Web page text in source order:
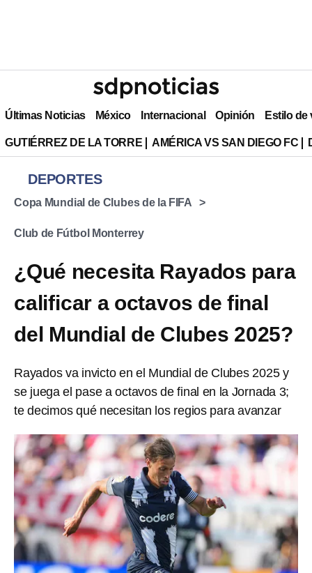
Últimas Noticias México Internacional Opinión Estilo de
GUTIÉRREZ DE LA TORRE AMÉRICA VS SAN DIEGO FC
DEPORTES
Copa Mundial de Clubes de la FIFA
Club de Fútbol Monterrey
¿Qué necesita Rayados para
calificar a octavos de final
del Mundial de Clubes 2025?
Rayados va invicto en el Mundial de Clubes 2025 y
se juega el pase a octavos de final en la Jornada 3;
te decimos qué necesitan los regios para avanzar